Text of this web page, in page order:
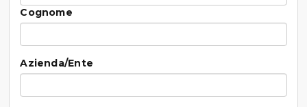
Cognome
Azienda/Ente